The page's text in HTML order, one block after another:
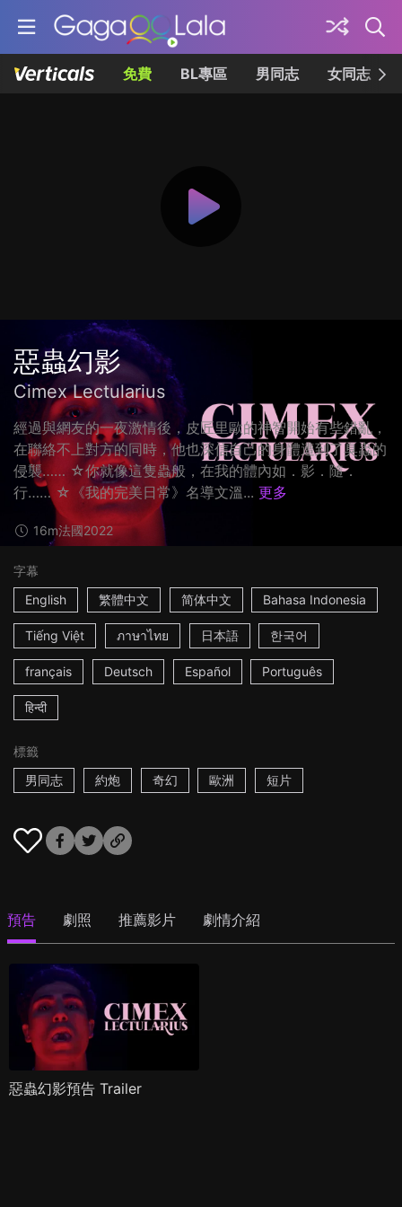
免費 BL專區 男同志 女同志
惡蟲幻影
Cimex Lectularius
經過與網友的一夜激情後，皮匠里歐的神智開始有些錯亂，
在聯絡不上對方的同時，他也深信自己的身體遭到了臭蟲的
侵襲…… ☆你就像這隻蟲般，在我的體內如．影．隨．
行…… ☆《我的完美日常》名導文溫... 更多
16m法國2022
字幕
English
繁體中文 简体中文 Bahasa Indonesia
Tiếng Việt ภาษาไทย 日本語 한국어
français Deutsch Español Português
हिन्दी
標籤
男同志
約炮 奇幻 歐洲 短片
預告 劇照 推薦影片 劇情介紹
惡蟲幻影預告 Trailer